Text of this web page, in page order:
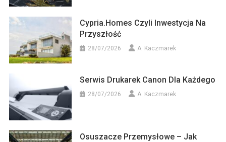
Cypria.homes Czyli Inwestycja Na
Przyszłość
28/07/2026 A. Kaczmarek
Serwis Drukarek Canon Dla Każdego
28/07/2026 A. Kaczmarek
Osuszacze Przemysłowe – Jak